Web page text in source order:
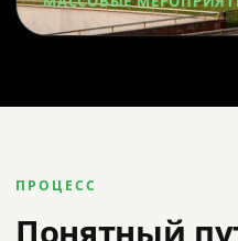
ПРОЦЕСС
Понятный